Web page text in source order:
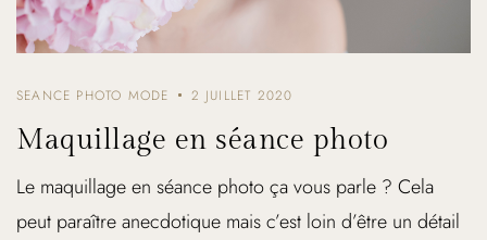
SEANCE PHOTO MODE 2 JUILLET 2020
Maquillage en séance photo
Le maquillage en séance photo ça vous parle ? Cela
peut paraître anecdotique mais c’est loin d’être un détail